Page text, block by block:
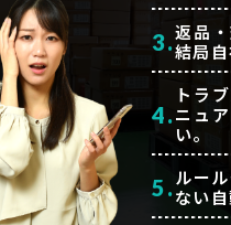
3.返品
結局
4.
トラ
ニュ
い。
5. ルー
ない